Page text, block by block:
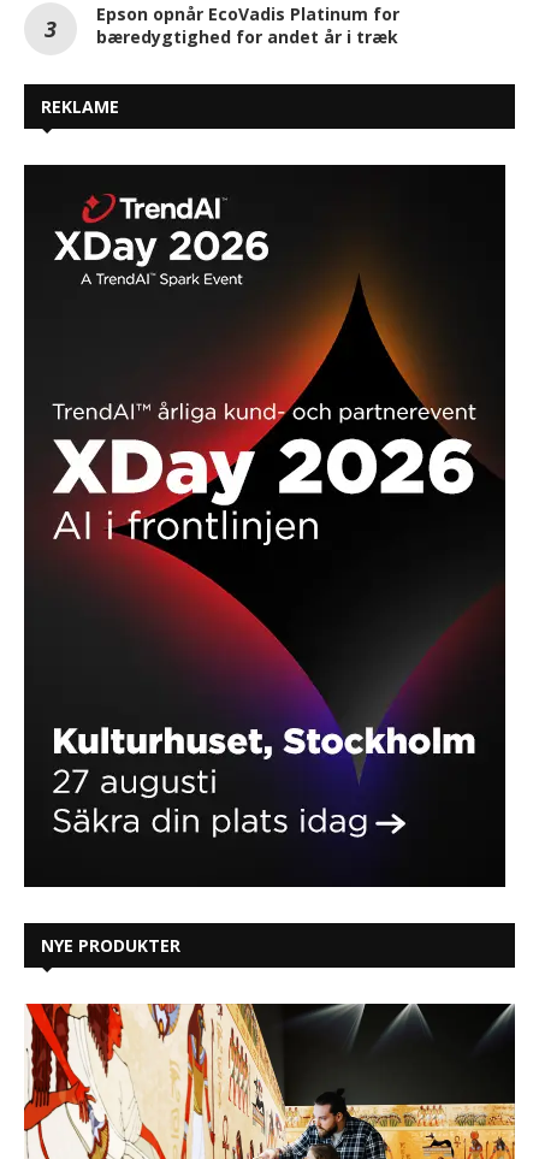
Epson opnår EcoVadis Platinum for
bæredygtighed for andet år i træk
REKLAME
NYE PRODUKTER